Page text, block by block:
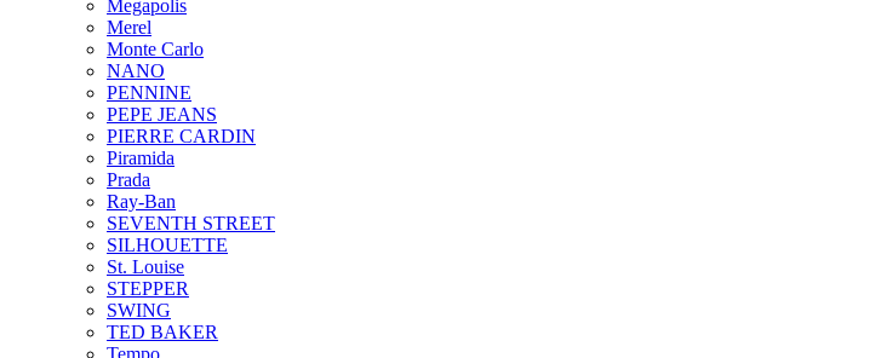
Megapolis
Merel
Monte Carlo
NANO
PENNINE
PEPE JEANS
PIERRE CARDIN
Piramida
Prada
Ray-Ban
SEVENTH STREET
SILHOUETTE
St. Louise
STEPPER
SWING
TED BAKER
Tempo